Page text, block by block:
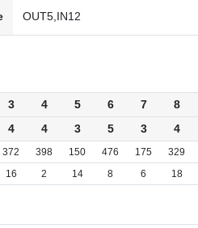
OUT5,IN12
3 4 5 6 7 8
4 4 3 5 3 4
372 398 150 476 175 329
16 2 14 8 6 18